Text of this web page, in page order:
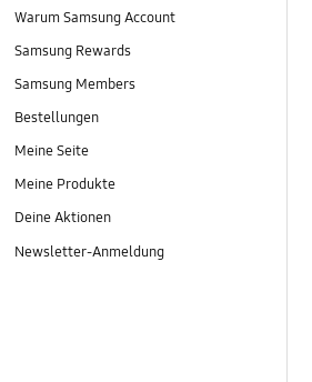
Warum Samsung Account
Samsung Rewards
Samsung Members
Bestellungen
Meine Seite
Meine Produkte
Deine Aktionen
Newsletter-Anmeldung